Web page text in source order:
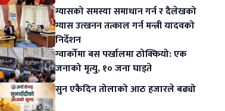
ग्यासको समस्या समाधान गर्न र दैलेखको
ग्यास उत्खनन तत्काल गर्न मन्त्री यादवको
निर्देशन
ग्वार्कोमा बस पर्खालमा ठोक्कियो: एक
जनाको मृत्यु, १० जना घाइते
सुन एकैदिन तोलाको आठ हजारले बढ्यो